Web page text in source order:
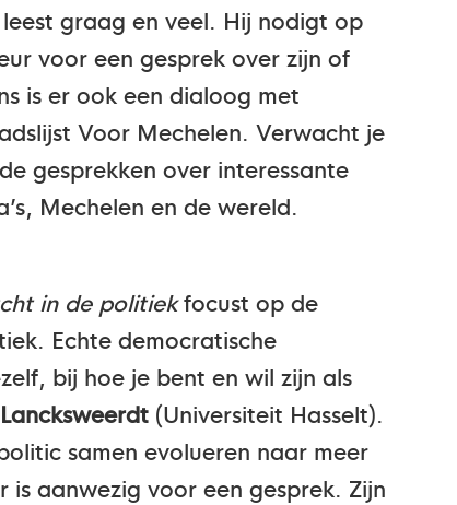
graag en veel. Hij nodigt op
voor een gesprek over zijn of
is er ook een dialoog met
Voor Mechelen. Verwacht je
gesprekken over interessante
Mechelen en de wereld.
in de politiekfocust op de
Echte democratische
bij hoe je bent en wil zijn als
(Universiteit Hasselt).
samen evolueren naar meer
is aanwezig voor een gesprek. Zijn